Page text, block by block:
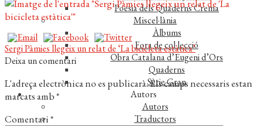
Poesia dels Quaderns Crema
Miscel·lània
Àlbums
Fora de col·lecció
Obra Catalana d’Eugeni d’Ors
Quaderns
Sèrie Gran
Autors
Autors
Traductors
Navegació
d'entrades
Entrada
anterior:
Sergi Pàmies llegeix un relat de ‘La bicicleta estàtica’
Deixa un comentari
L'adreça electrònica no es publicarà.Els camps necessaris estan
marcats amb*
Comentari*